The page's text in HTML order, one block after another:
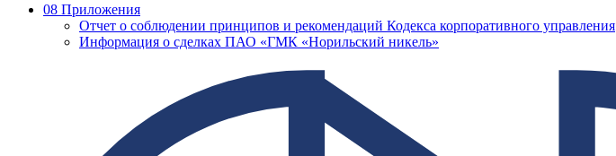
08 Приложения
Отчет о соблюдении принципов и рекомендаций Кодекса корпоративного управления
Информация о сделках ПАО «ГМК «Норильский никель»